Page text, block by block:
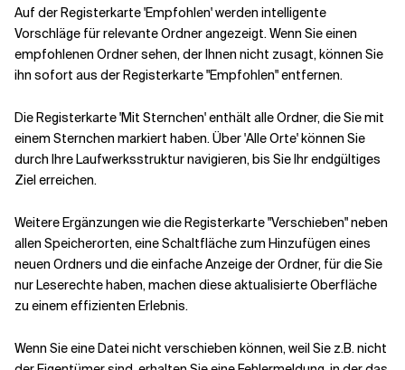
Auf der Registerkarte 'Empfohlen' werden intelligente
Vorschläge für relevante Ordner angezeigt. Wenn Sie einen
empfohlenen Ordner sehen, der Ihnen nicht zusagt, können Sie
ihn sofort aus der Registerkarte "Empfohlen" entfernen.
Die Registerkarte 'Mit Sternchen' enthält alle Ordner, die Sie mit
einem Sternchen markiert haben. Über 'Alle Orte' können Sie
durch Ihre Laufwerksstruktur navigieren, bis Sie Ihr endgültiges
Ziel erreichen.
Weitere Ergänzungen wie die Registerkarte "Verschieben" neben
allen Speicherorten, eine Schaltfläche zum Hinzufügen eines
neuen Ordners und die einfache Anzeige der Ordner, für die Sie
nur Leserechte haben, machen diese aktualisierte Oberfläche
zu einem effizienten Erlebnis.
Wenn Sie eine Datei nicht verschieben können, weil Sie z.B. nicht